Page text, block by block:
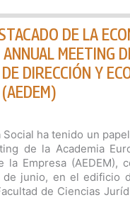
DE LA
MEETING
DIRECCIÓN Y
Social ha tenido un
de la Academia
la Empresa (AEDEM),
de junio, en el edificio
de Ciencias